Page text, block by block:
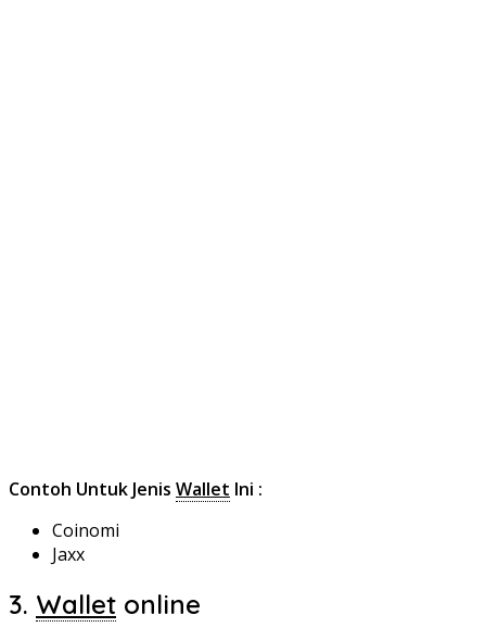
Contoh Untuk Jenis Wallet Ini :
Coinomi
Jaxx
3. Wallet online